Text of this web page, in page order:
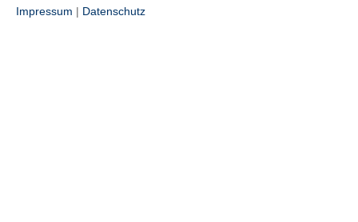
Impressum | Datenschutz